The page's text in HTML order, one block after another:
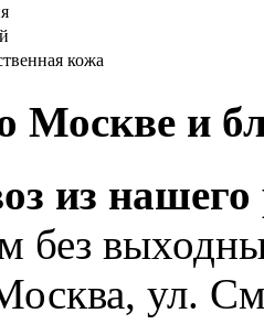
кожа
Москве и
из нашего
без
ул.